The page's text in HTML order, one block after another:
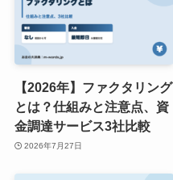
【2026年】ファクタリング
とは？仕組みと注意点、資
金調達サービス3社比較
2026年7月27日